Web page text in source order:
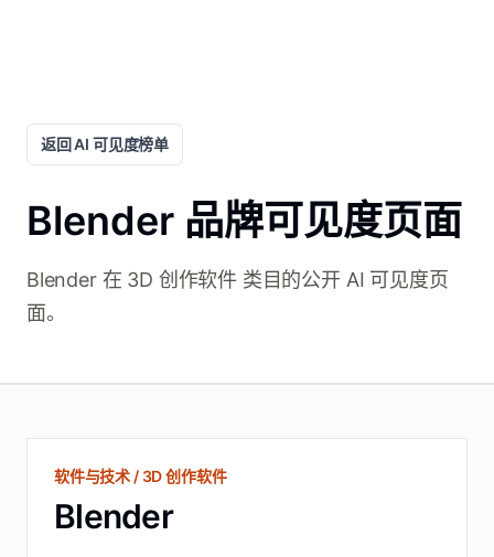
返回 AI 可见度榜单
Blender 品牌可见度页面
Blender 在 3D 创作软件 类目的公开 AI 可见度页
面。
软件与技术 / 3D 创作软件
Blender